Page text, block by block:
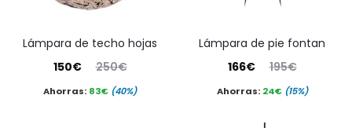
lámpara de techo hojas
250€
El
precio
150€
El
precioAhorras: 83€ (40%)
lámpara de pie fontan
195€
El
precio
166€
El
precioAhorras: 24€ (15%)